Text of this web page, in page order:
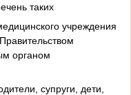
таких
учреждения
органом
супруги, дети,